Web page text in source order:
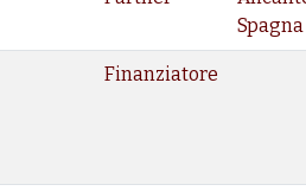
Spagna
Finanziatore